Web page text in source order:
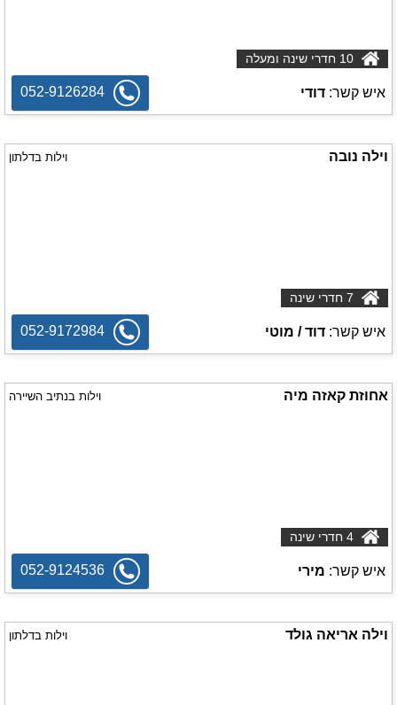
איש קשר: דודי 052-9126284
וילה נובה וילות בדלתון
איש קשר: דוד / מוטי 052-9172984
אחוזת קאזה מיה וילות בנתיב השיירה
איש קשר: מירי 052-9124536
וילה אריאה גולד וילות בדלתון